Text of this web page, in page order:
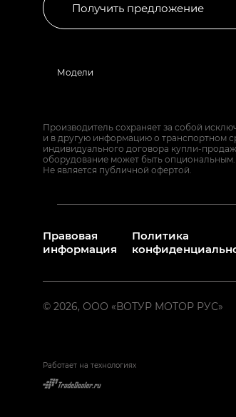
Получить предложение
Модели
Производитель сохраняет за собой
и в другую информацию о транспортном
индивидуального договора купли-
оборудование может быть
Не является публичной офертой.
© 2026, ООО «ВОТУР МОТОР РУС»
Правовая
информация
Политика
Работает на технологиях